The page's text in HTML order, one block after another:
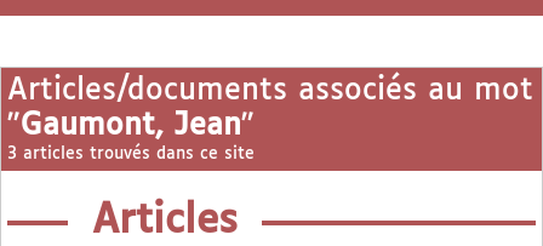
Articles/documents associés au mot
"Gaumont, Jean"
3 articles trouvés dans ce site
Articles